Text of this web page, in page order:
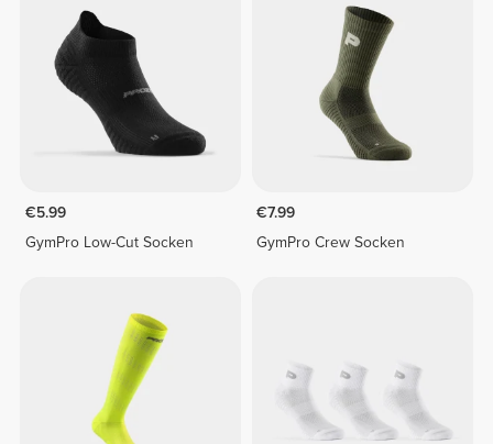
€5.99
GymPro Low-Cut Socken
€7.99
GymPro Crew Socken